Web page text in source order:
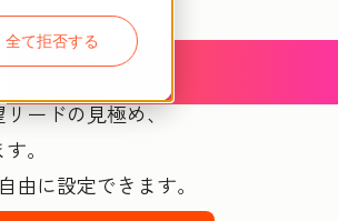
全て拒否する
AIコンシェルジュ
ードの見極め、
。
に設定できます。